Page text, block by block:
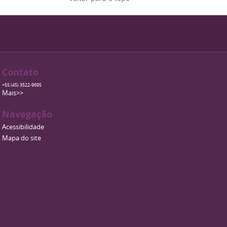
Contato
+55 (45) 3522-9695
Mais>>
Navegação
Acessibilidade
Mapa do site